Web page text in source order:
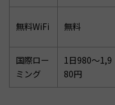
無料WiFi 無料
国際ロー
ミング
1日980〜1,9
80円